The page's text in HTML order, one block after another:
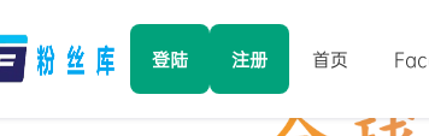
登陆 注册 首页